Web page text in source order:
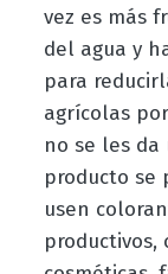
vez es más
del agua y
para
agrícolas
no se les da
producto se
usen
productivos,